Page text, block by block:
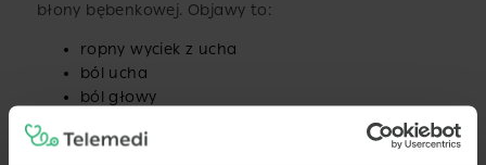
błony bębenkowej. Objawy to:
ropny wyciek z ucha
ból ucha
ból głowy